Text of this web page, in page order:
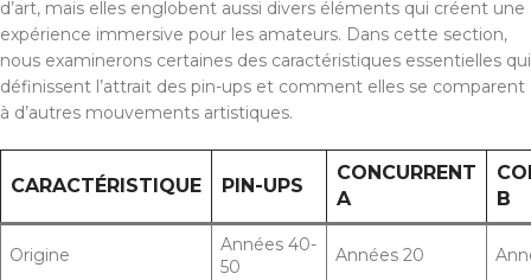
d’art, mais elles englobent aussi divers éléments qui créent une
expérience immersive pour les amateurs. Dans cette section,
nous examinerons certaines des caractéristiques essentielles qui
définissent l’attrait des pin-ups et comment elles se comparent
à d’autres mouvements artistiques.
CARACTÉRISTIQUE PIN-UPS
CONCURRENT
A
B
Origine
Années 40-
50
Années 20